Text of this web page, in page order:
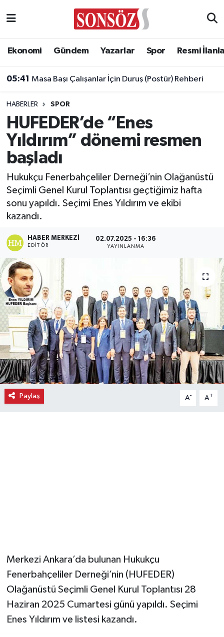
Ekonomi Gündem Yazarlar Spor Resmi
05:41 Masa Başı Çalışanlar İçin Duruş (Postür) Rehberi
HABERLER SPOR
HUFEDER’de “Enes
Yıldırım” dönemi resmen
başladı
Hukukçu Fenerbahçeliler Derneği’nin Olağanüstü
Seçimli Genel Kurul Toplantısı geçtiğimiz hafta
sonu yapıldı. Seçimi Enes Yıldırım ve ekibi
kazandı.
HABER MERKEZI
EDITÖR
02.07.2025 - 16:36
YAYINLANMA
Paylaş A- A+
Merkezi Ankara’da bulunan Hukukçu
Fenerbahçeliler Derneği’nin (HUFEDER)
Olağanüstü Seçimli Genel Kurul Toplantısı 28
Haziran 2025 Cumartesi günü yapıldı. Seçimi
Enes Yıldırım ve listesi kazandı.
Asayiş
Biyografi
Çevre
Diğer
Dünya
Eğitim
Ekonomi
Eleman
Emlak
Gündem
Gurme
Haber
İlçe Haberleri
Siyaset
Sonsöz Özel
Ankara Nöbetçi Eczaneler
Ankara Trafik Yoğunluk Haritası
Süper Lig Puan Durumu ve Fikstür
Tüm Manşetler
Son Dakika Haberleri
Haber Arşivi